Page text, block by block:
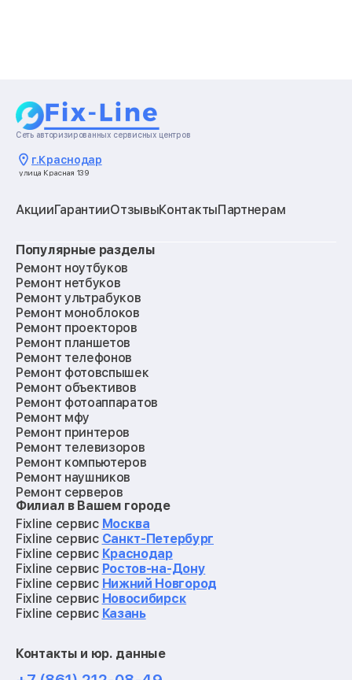
Сеть авторизированных сервисных центров
г.Краснодар
улица Красная 139
АкцииГарантииОтзывыКонтактыПартнерам
Популярные разделы
Ремонт ноутбуков
Ремонт нетбуков
Ремонт ультрабуков
Ремонт моноблоков
Ремонт проекторов
Ремонт планшетов
Ремонт телефонов
Ремонт фотовспышек
Ремонт объективов
Ремонт фотоаппаратов
Ремонт мфу
Ремонт принтеров
Ремонт телевизоров
Ремонт компьютеров
Ремонт наушников
Ремонт серверов
Ремонт мониторов
Ремонт квадрокоптеров
Ремонт электросамокатов
Ремонт материнских плат
Ремонт видеокарт
Ремонт кофемашин
Ремонт vr систем
Ремонт игровых приставок
Ремонт роботов-пылесосов
Ремонт холодильников
Филиал в Вашем городе
Fixline сервис Москва
Fixline сервис Санкт-Петербург
Fixline сервис Краснодар
Fixline сервис Ростов-на-Дону
Fixline сервис Нижний Новгород
Fixline сервис Новосибирск
Fixline сервис Казань
Контакты и юр. данные